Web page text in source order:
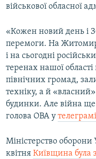
військової обласної
«Кожен новий день і
перемоги. На
і на сьогодні
теренах нашої
північних громад,
техніку, а й
будинки. Але війна
голова ОВА у телеграмі
Міністерство
квітня Київщина була